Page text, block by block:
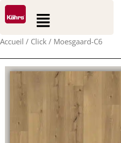
Aller
au
RechercherFlyout
Menu
Accueil / Click / Moesgaard-C6